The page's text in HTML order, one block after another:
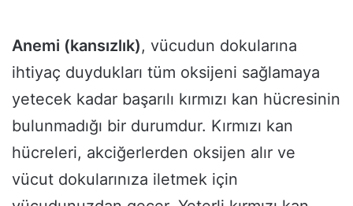
Anemi (kansızlık), vücudun dokularına
ihtiyaç duydukları tüm oksijeni sağlamaya
yetecek kadar başarılı kırmızı kan hücresinin
bulunmadığı bir durumdur. Kırmızı kan
hücreleri, akciğerlerden oksijen alır ve
vücut dokularınıza iletmek için